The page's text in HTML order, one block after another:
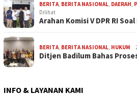
BERITA, BERITA NASIONAL, DAERAH,
Dilihat
Arahan Komisi V DPR RI
BERITA, BERITA NASIONAL, HUKUM
Ditjen Badilum Bahas
INFO & LAYANAN KAMI